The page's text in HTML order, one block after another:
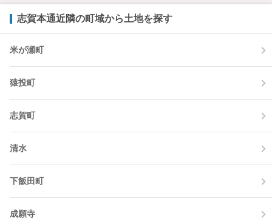
志賀本通近隣の町域から土地を探す
米が瀬町
猿投町
志賀町
清水
下飯田町
成願寺